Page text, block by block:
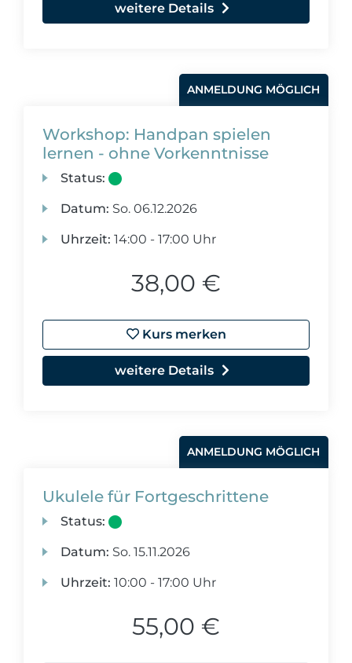
weitere Details
ANMELDUNG MÖGLICH
Workshop: Handpan spielen
lernen - ohne Vorkenntnisse
Status:
Datum: So. 06.12.2026
Uhrzeit: 14:00 - 17:00 Uhr
38,00 €
Kurs merken
weitere Details
ANMELDUNG MÖGLICH
Ukulele für Fortgeschrittene
Status:
Datum: So. 15.11.2026
Uhrzeit: 10:00 - 17:00 Uhr
55,00 €